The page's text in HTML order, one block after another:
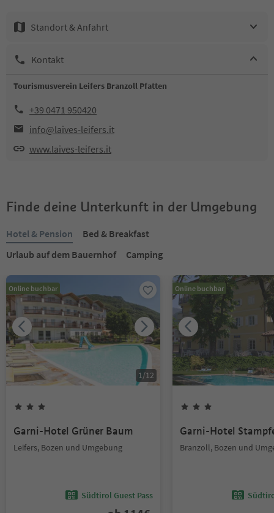
Standort & Anfahrt
Kontakt
Tourismusverein Leifers Branzoll Pfatten
+39 0471 950420
info@laives-leifers.it
www.laives-leifers.it
Finde deine Unterkunft in der Umgebung
Hotel & Pension
Bed & Breakfast
Urlaub auf dem Bauernhof
Camping
Online buchbar
1/12
Garni-Hotel Grüner Baum
Leifers, Bozen und Umgebung
Südtirol Guest Pass
Online buchbar
Garni-Hotel
Branzoll, Bozen und